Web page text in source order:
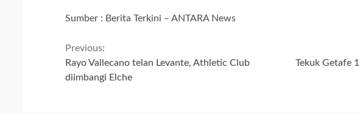
Sumber : Berita Terkini – ANTARA News
Continue
Reading
Previous:
Rayo Vallecano telan Levante, Athletic Club
diimbangi Elche
Tekuk Getafe